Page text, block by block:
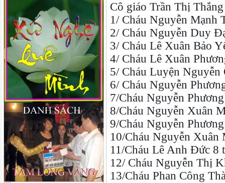
Cô giáo Trần Thị
1/ Cháu Nguyễn Mạnh
2/ Cháu Nguyễn Duy
3/ Cháu Lê Xuân Bảo
4/ Cháu Lê Xuân
5/ Cháu Luyện
6/ Cháu Nguyễn
7/Cháu Nguyễn
8/Cháu Nguyễn Xuân
9/Cháu Nguyễn
10/Cháu Nguyễn Xuân
11/Cháu Lê Anh Đức 8
12/ Cháu Nguyễn Thị
13/Cháu Phan Công